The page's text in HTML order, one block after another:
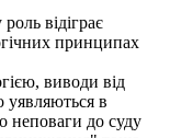
відіграє
принципах
виводи від
уявляються в
неповаги до суду